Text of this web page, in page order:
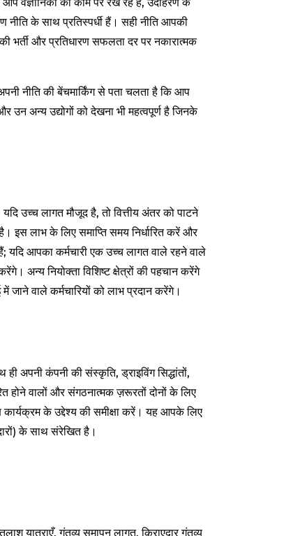
के साथ प्रतिस्पर्धी हैं। सही नीति आपकी
भर्ती और प्रतिधारण सफलता दर पर नकारात्मक
नीति की बेंचमार्किंग से पता चलता है कि आप
अन्य उद्योगों को देखना भी महत्वपूर्ण है जिनके
उच्च लागत मौजूद है, तो वित्तीय अंतर को पाटने
इस लाभ के लिए समाप्ति समय निर्धारित करें और
यदि आपका कर्मचारी एक उच्च लागत वाले रहने वाले
अन्य नियोक्ता विशिष्ट क्षेत्रों की पहचान करेंगे
जाने वाले कर्मचारियों को लाभ प्रदान करेंगे।
ही अपनी कंपनी की संस्कृति, ड्राइविंग सिद्धांतों,
होने वालों और संगठनात्मक ज़रूरतों दोनों के लिए
के उद्देश्य की समीक्षा करें। यह आपके लिए
के साथ संरेखित है।
यात्राएँ, गंतव्य समापन लागत, किराएदार गंतव्य